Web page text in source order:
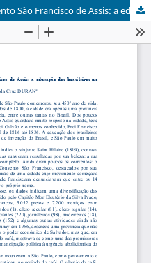
A cidade de São Paulo e o Convento São Francisco de Assis: a educação dos brasileiros no tempo do Imperador